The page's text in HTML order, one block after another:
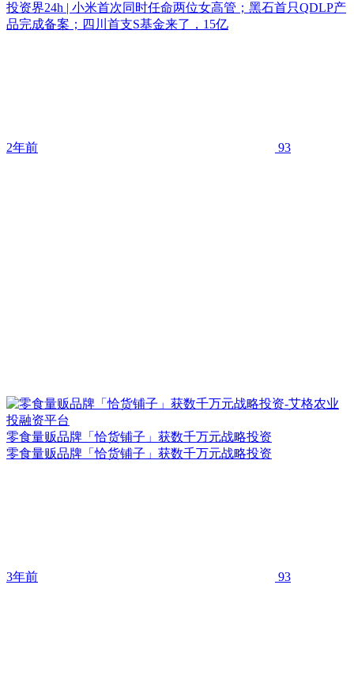
投资界24h | 小米首次同时任命两位女高管；黑石首只QDLP产
品完成备案；四川首支S基金来了，15亿
2年前 93
零食量贩品牌「恰货铺子」获数千万元战略投资
零食量贩品牌「恰货铺子」获数千万元战略投资
3年前 93